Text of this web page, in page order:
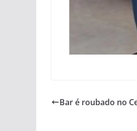
Bar é roubado no